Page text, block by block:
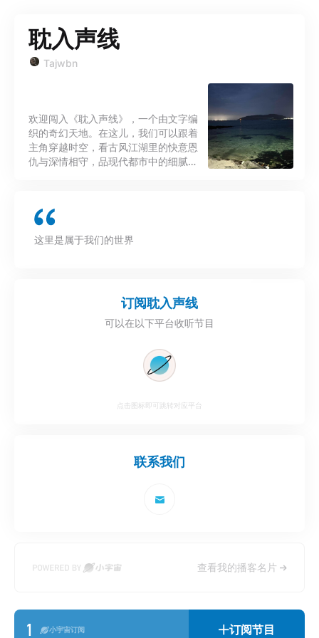
耽入声线
Tajwbn
欢迎闯入《耽入声线》，一个由文字编
织的奇幻天地。在这儿，我们可以跟着
主角穿越时空，看古风江湖里的快意恩
仇与深情相守，品现代都市中的细腻日
读时的真实感悟。现在，就和我们一
起，推开文字世界的大门，开启这场充
满想象的旅程 我们如此不同 但我们都
这里是属于我们的世界
订阅耽入声线
可以在以下平台收听节目
点击图标即可跳转对应平台
联系我们
查看我的播客名片
1 小宇宙订阅 订阅节目